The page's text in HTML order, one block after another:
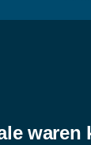
waren